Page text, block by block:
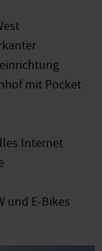
mit Pocket
Internet
und E-Bikes